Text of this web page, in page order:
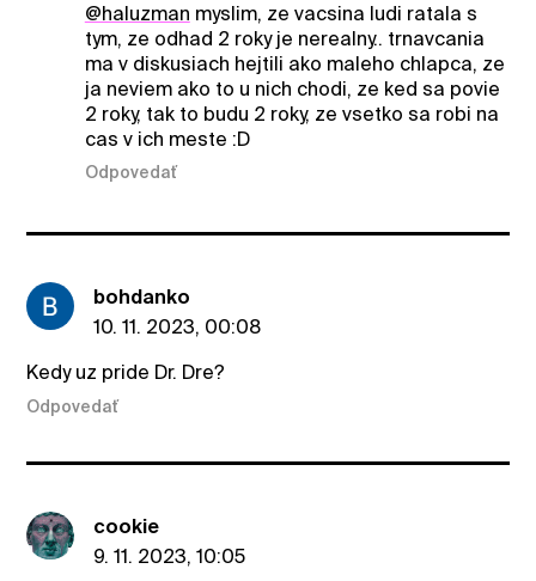
@haluzman myslim, ze vacsina ludi ratala s
tym, ze odhad 2 roky je nerealny.. trnavcania
ma v diskusiach hejtili ako maleho chlapca, ze
ja neviem ako to u nich chodi, ze ked sa povie
2 roky, tak to budu 2 roky, ze vsetko sa robi na
cas v ich meste :D
Odpovedať
bohdanko
10. 11. 2023, 00:08
Kedy uz pride Dr. Dre?
Odpovedať
cookie
9. 11. 2023, 10:05